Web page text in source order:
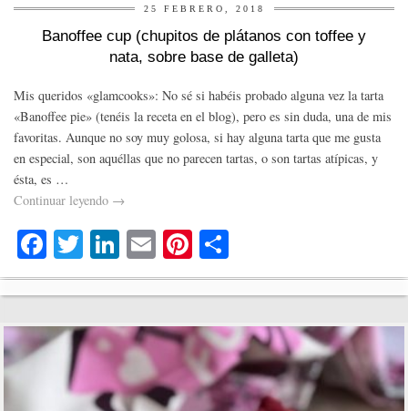
25 FEBRERO, 2018
Banoffee cup (chupitos de plátanos con toffee y
nata, sobre base de galleta)
Mis queridos «glamcooks»: No sé si habéis probado alguna vez la tarta
«Banoffee pie» (tenéis la receta en el blog), pero es sin duda, una de mis
favoritas. Aunque no soy muy golosa, si hay alguna tarta que me gusta
en especial, son aquéllas que no parecen tartas, o son tartas atípicas, y
ésta, es …
Continuar leyendo →
Fa
ce
bo
ok
T
wi
tte
r
Li
nk
ed
In
E
m
ail
Pi
nt
er
es
t
o
m
pa
rti
r